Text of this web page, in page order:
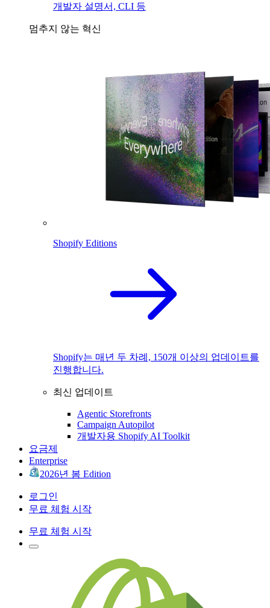
개발자 설명서, CLI 등
멈추지 않는 혁신
Shopify Editions
Shopify는 매년 두 차례, 150개 이상의 업데이트를
진행합니다.
최신 업데이트
Agentic Storefronts
Campaign Autopilot
개발자용 Shopify AI Toolkit
요금제
Enterprise
2026년 봄 Edition
로그인
무료 체험 시작
무료 체험 시작